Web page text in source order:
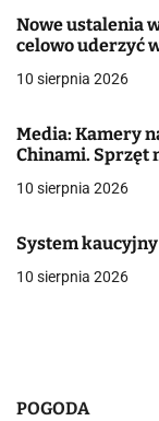
a
c
a
w
i
Nowe ustalenia
celowo uderzyć
10 sierpnia 2026
Media: Kamery
Chinami. Sprzęt
10 sierpnia 2026
System
10 sierpnia 2026
POGODA